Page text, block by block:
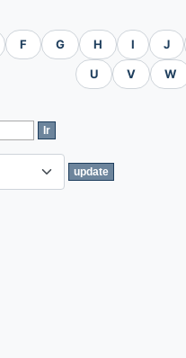
F G H I J
U V W